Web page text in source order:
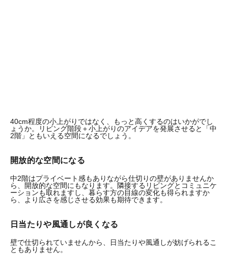
40cm程度の小上がりではなく、もっと高くするのはいかがでし
ょうか。リビング階段＋小上がりのアイデアを発展させると「中
2階」ともいえる空間になるでしょう。
開放的な空間になる
中2階はプライベート感もありながら仕切りの壁がありませんか
ら、開放的な空間にもなります。隣接するリビングとコミュニケ
ーションも取れますし、暮らす方の目線の変化も得られますか
ら、より広さを感じさせる効果も期待できます。
日当たりや風通しが良くなる
壁で仕切られていませんから、日当たりや風通しが妨げられるこ
ともありません。